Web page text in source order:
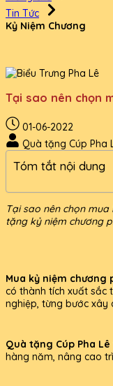
Tin Tức
Kỷ Niệm Chương
Tại sao nên chọn
01-06-2022
Quà tặng Cúp Pha
Tóm tắt nội dung
Tại sao nên chọn
tặng kỷ niệm chương
Mua kỷ niệm chương
có thành tích xuất sắc
nghiệp, từng bước xây
Quà tặng Cúp Pha
hàng năm, nâng cao